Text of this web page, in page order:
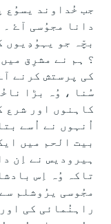
جب خُداوند یسوُع
دانا مجوُسی آۓ ۔
بچّہ جو یہوُدِیوں
؟ ہم نے مشرِق
کی پرستش کرنے
سُنا ، وُہ بڑا
کاہنوں اور شرع
اُنہوں نے اُسے
بیت الحم میں
ہیرودیس نے اِن
تاکہ وُہ اِس
مجُوسی یرُوشلم
راہنُمائی کی